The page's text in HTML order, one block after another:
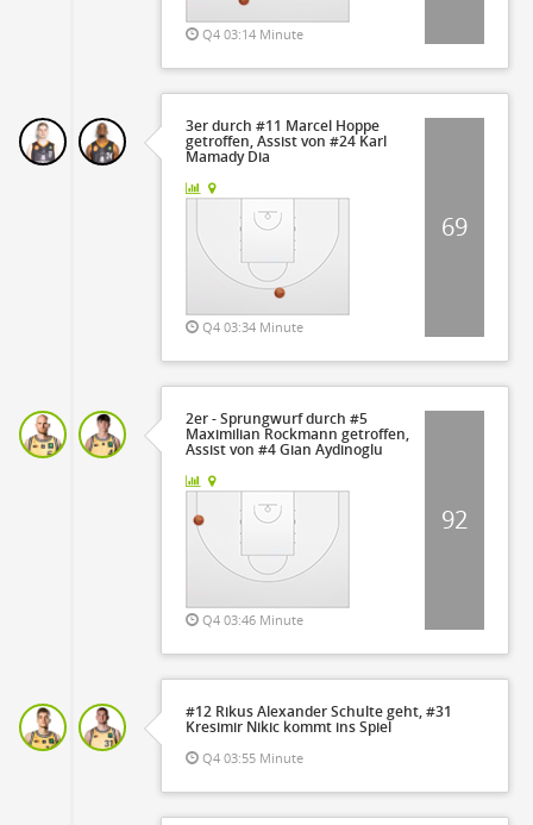
Q4 03:14 Minute
3er durch #11 Marcel Hoppe
getroffen, Assist von #24 Karl
Mamady Dia
Q4 03:34 Minute
69
2er - Sprungwurf durch #5
Maximilian Rockmann getroffen,
Assist von #4 Gian Aydinoglu
Q4 03:46 Minute
92
#12 Rikus Alexander Schulte geht, #31
Kresimir Nikic kommt ins Spiel
Q4 03:55 Minute